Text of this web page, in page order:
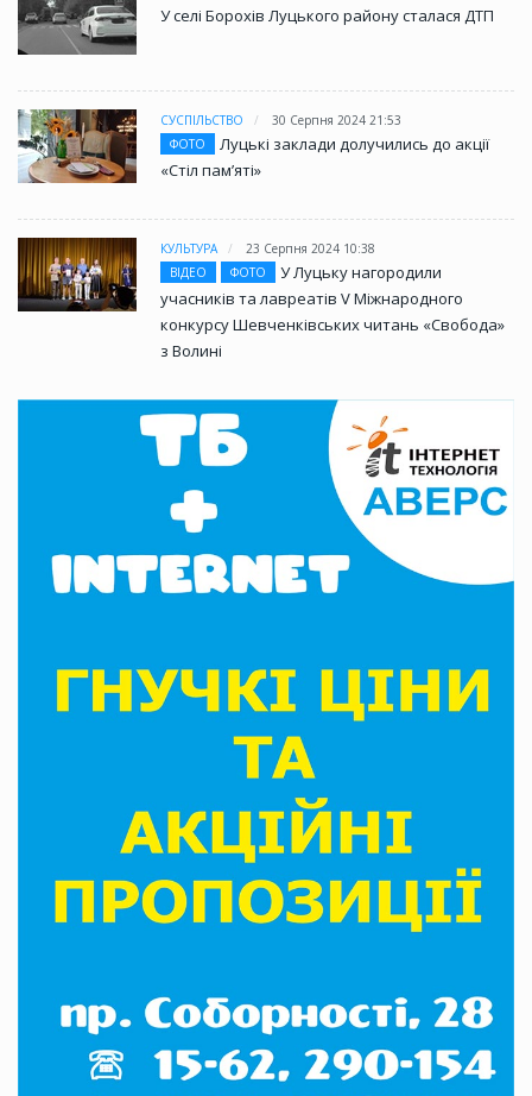
У селі Борохів Луцького району сталася ДТП
СУСПІЛЬСТВО
30 Серпня 2024 21:53
ФОТО
Луцькі заклади долучились до акції
«Стіл памʼяті»
КУЛЬТУРА
23 Серпня 2024 10:38
ВІДЕО
ФОТО
У Луцьку нагородили
учасників та лавреатів V Міжнародного
конкурсу Шевченківських читань «Свобода»
з Волині